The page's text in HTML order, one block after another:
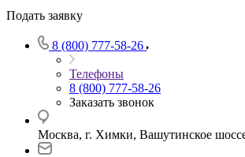
Подать заявку
8 (800) 777-58-26
Телефоны
8 (800) 777-58-26
Заказать звонок
Москва, г. Химки, Вашутинское